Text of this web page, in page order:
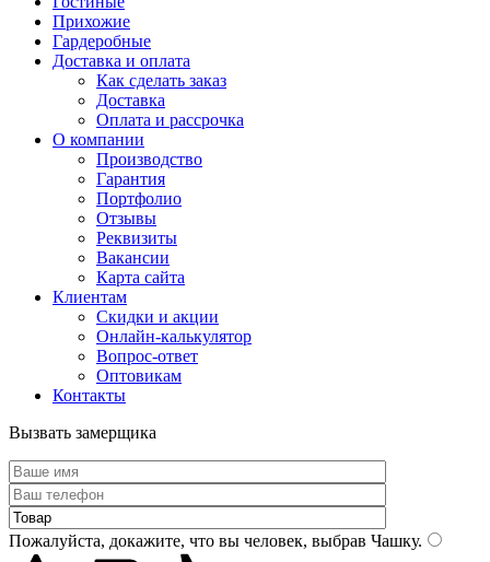
Прихожие
Гардеробные
Доставка и оплата
Как сделать заказ
Доставка
Оплата и рассрочка
О компании
Производство
Гарантия
Портфолио
Отзывы
Реквизиты
Вакансии
Карта сайта
Клиентам
Скидки и акции
Онлайн-калькулятор
Вопрос-ответ
Оптовикам
Контакты
Вызвать замерщика
Пожалуйста, докажите, что вы человек, выбрав Чашку.